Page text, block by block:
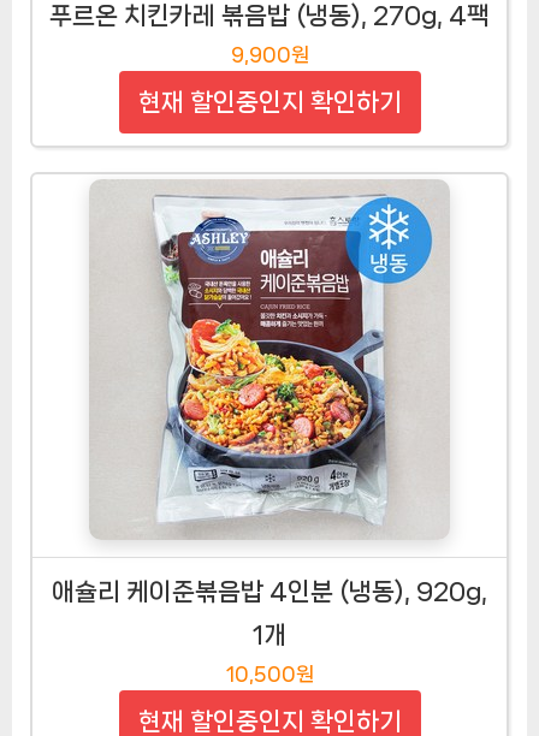
푸르온 치킨카레 볶음밥 (냉동), 270g, 4팩
9,900원
현재 할인중인지 확인하기
애슐리 케이준볶음밥 4인분 (냉동), 920g,
1개
10,500원
현재 할인중인지 확인하기